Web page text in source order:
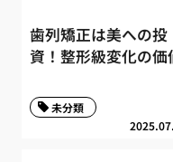
歯列矯正は美への投
資！整形級変化の価
未分類